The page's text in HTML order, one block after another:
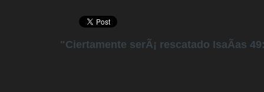
"Ciertamente serÃ¡ rescatado IsaÃ­as